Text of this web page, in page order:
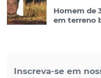
Homem de
em terreno
Inscreva-se em